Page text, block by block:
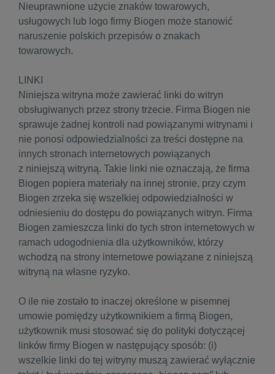
Nieuprawnione użycie znaków towarowych,
usługowych lub logo firmy Biogen może stanowić
naruszenie polskich przepisów o znakach
towarowych.
LINKI
Niniejsza witryna może zawierać linki do witryn
obsługiwanych przez strony trzecie. Firma Biogen nie
sprawuje żadnej kontroli nad powiązanymi witrynami i
nie ponosi odpowiedzialności za treści dostępne na
innych stronach internetowych powiązanych
z niniejszą witryną. Takie linki nie oznaczają, że firma
Biogen popiera materiały na innej stronie, przy czym
Biogen zrzeka się wszelkiej odpowiedzialności w
odniesieniu do dostępu do powiązanych witryn. Firma
Biogen zamieszcza linki do tych stron internetowych w
ramach udogodnienia dla użytkowników, którzy
wchodzą na strony internetowe powiązane z niniejszą
witryną na własne ryzyko.
O ile nie zostało to inaczej określone w pisemnej
umowie pomiędzy użytkownikiem a firmą Biogen,
użytkownik musi stosować się do polityki dotyczącej
linków firmy Biogen w następujący sposób: (i)
wszelkie linki do tej witryny muszą zawierać wyłącznie